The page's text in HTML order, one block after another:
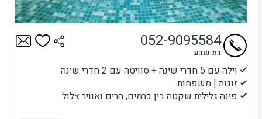
וילה עם 5 חדרי שינה + סוויטה עם 2 חדרי שינה
זוגות | משפחות
פינה גלילית שקטה בין כרמים, הרים ואוויר צלול
052-9095584
בת שבע